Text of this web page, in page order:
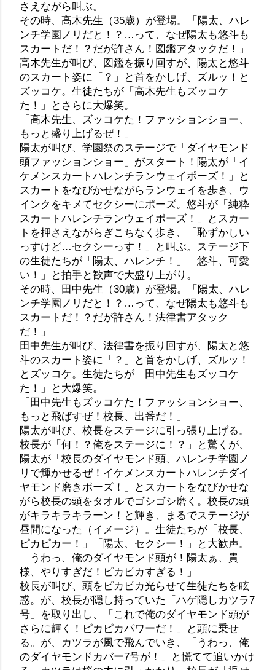
さえながら叫ぶ。
その時、高木先生（35歳）が登場。「陽太、ハレ
ンチ学園ノリだと！？…って、なぜ陽太も悠斗も
スカートだ！？だが許さん！図鑑アタックだ！」
高木先生が叫び、図鑑を振り回すが、陽太と悠斗
のスカート姿に「？」と首をかしげ、ズルッ！と
ズッコケ。生徒たちが「高木先生もズッコケ
た！」とさらに大爆笑。
「高木先生、ズッコケた！ファッションショー、
もっと盛り上げるぜ！」
陽太が叫び、学園祭のステージで「ダイヤモンド
頭ファッションショー」がスタート！陽太が「イ
ケメンスカートハレンチランウェイポーズ！」と
スカートをなびかせながらランウェイを歩き、ウ
インクをキメてセクシーにポーズ。悠斗が「純粋
スカートハレンチランウェイポーズ！」とスカー
トを押さえながらぎこちなく歩き、「恥ずかしい
っすけど…セクシーっす！」と叫ぶ。ステージ下
の生徒たちが「陽太、ハレンチ！」「悠斗、可愛
い！」と拍手と歓声で大盛り上がり。
その時、田中先生（30歳）が登場。「陽太、ハレ
ンチ学園ノリだと！？…って、なぜ陽太も悠斗も
スカートだ！？だが許さん！法律書アタック
だ！」
田中先生が叫び、法律書を振り回すが、陽太と悠
斗のスカート姿に「？」と首をかしげ、ズルッ！
とズッコケ。生徒たちが「田中先生もズッコケ
た！」と大爆笑。
「田中先生もズッコケた！ファッションショー、
もっと飛ばすぜ！校長、出番だ！」
陽太が叫び、校長をステージに引っ張り上げる。
校長が「何！？俺をステージに！？」と驚くが、
陽太が「校長のダイヤモンド頭、ハレンチ学園ノ
リで輝かせるぜ！イケメンスカートハレンチダイ
ヤモンド磨きポーズ！」とスカートをなびかせな
がら校長の頭をタオルでゴシゴシ磨く。校長の頭
がキラキラキラーン！と輝き、まるでステージが
昼間になった（イメージ）。生徒たちが「校長、
ピカピカー！」「陽太、セクシー！」と大歓声。
「うわっ、俺のダイヤモンド頭が！陽太ぁ、貴
様、やりすぎだ！ピカピカすぎる！」
校長が叫び、頭をピカピカ光らせて生徒たちを眩
惑。が、校長が隠し持っていた「ハゲ隠しカツラ7
号」を取り出し、「これで俺のダイヤモンド頭が
さらに輝く！ピカピカパワーだ！」と頭に乗せ
る。が、カツラが風で飛んでいき、「うわっ、俺
のダイヤモンドカバー7号が！」と慌てて追いかけ